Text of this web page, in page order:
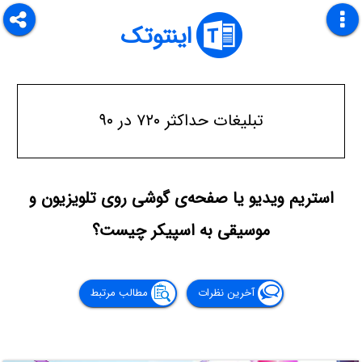
اینتوتک
تبلیغات حداکثر ۷۲۰ در ۹۰
استریم ویدیو یا صفحه‌ی گوشی روی تلویزیون و
موسیقی به اسپیکر چیست؟
آخرین نظرات مطالب مرتبط